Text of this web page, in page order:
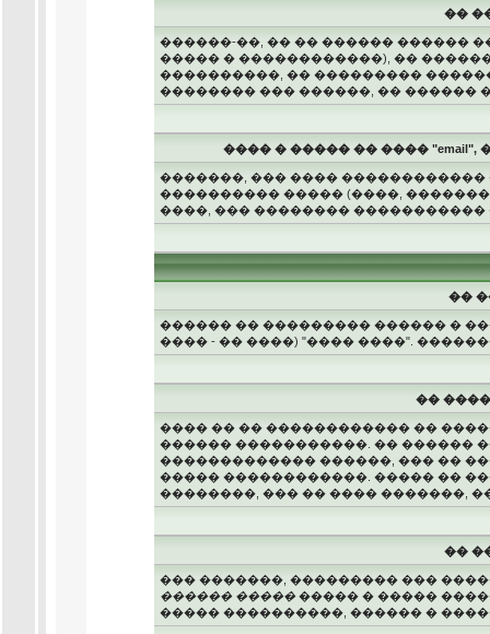
��
������-��, �� �� ������ ������
����� � ������������), ��
����������, �� ���������
�������� ��� ������, �� ������
���� � ����� �� ����
�������, ��� ���� ������������
���������� ����� (����,
����, ��� ��������
��
������ �� ��������� ������ �
���� - �� ����) "���� ����".
��
���� �� �� ������������ ��
������ �����������. �� ������
������������� ������, ��� ��
����� ������������. ����� ��
��������, ��� �� ���� �������,
��
��� �������, ��������� ���
������ ���������� � �����
����� ����������, ������ �